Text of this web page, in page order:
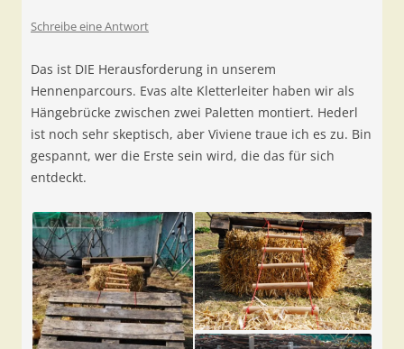
Schreibe eine Antwort
Das ist DIE Herausforderung in unserem
Hennenparcours. Evas alte Kletterleiter haben wir als
Hängebrücke zwischen zwei Paletten montiert. Hederl
ist noch sehr skeptisch, aber Viviene traue ich es zu. Bin
gespannt, wer die Erste sein wird, die das für sich
entdeckt.